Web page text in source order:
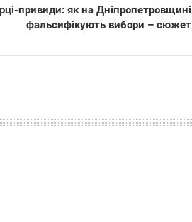
привиди: як на Дніпропетровщині
фальсифікують вибори – сюжет